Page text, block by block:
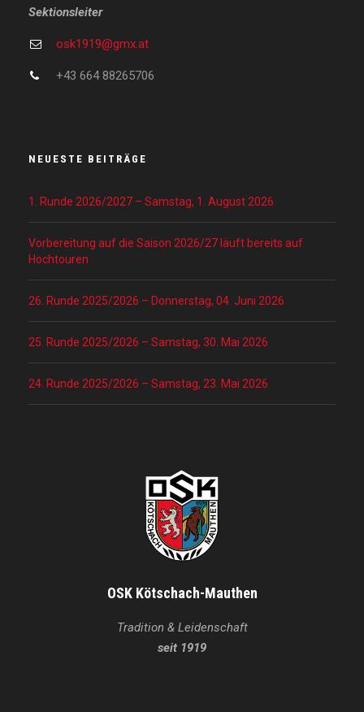
Sektionsleiter
osk1919@gmx.at
+43 664 88265706
NEUESTE BEITRÄGE
1. Runde 2026/2027 – Samstag, 1. August 2026
Vorbereitung auf die Saison 2026/27 läuft bereits auf
Hochtouren
26. Runde 2025/2026 – Donnerstag, 04. Juni 2026
25. Runde 2025/2026 – Samstag, 30. Mai 2026
24. Runde 2025/2026 – Samstag, 23. Mai 2026
OSK Kötschach-Mauthen
Tradition & Leidenschaft
seit 1919